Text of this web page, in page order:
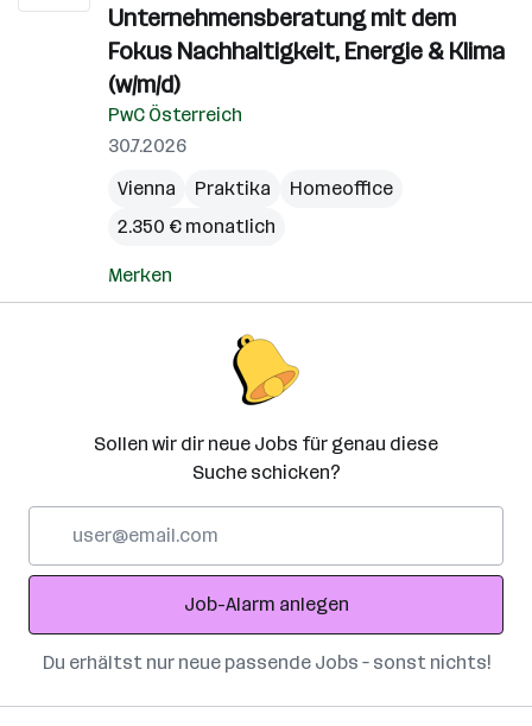
Unternehmensberatung mit dem
Fokus Nachhaltigkeit, Energie & Klima
(w/m/d)
PwC Österreich
30.7.2026
Vienna
Praktika
Homeoffice
2.350 € monatlich
Merken
Sollen wir dir neue Jobs für genau diese
Suche schicken?
Adresse
Job-Alarm anlegen
Du erhältst nur neue passende Jobs – sonst nichts!